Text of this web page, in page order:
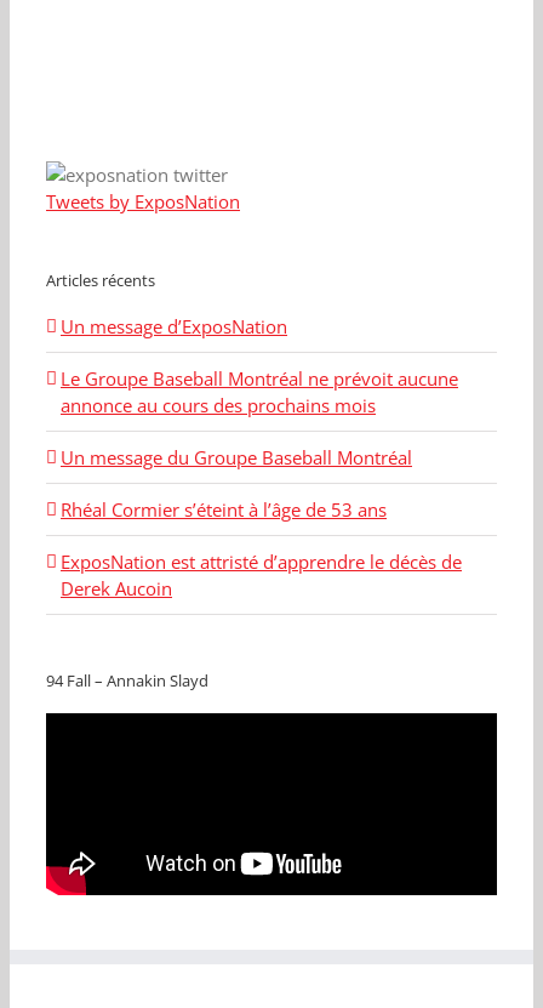
Tweets by ExposNation
Articles récents
Un message d’ExposNation
Le Groupe Baseball Montréal ne prévoit aucune
annonce au cours des prochains mois
Un message du Groupe Baseball Montréal
Rhéal Cormier s’éteint à l’âge de 53 ans
ExposNation est attristé d’apprendre le décès de
Derek Aucoin
94 Fall – Annakin Slayd